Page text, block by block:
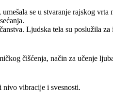
se u stvaranje rajskog
Ljudska tela su poslužila
čišćenja, način za učenje
nivo vibracije i svesnosti.